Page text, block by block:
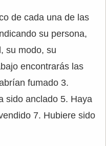
de cada una de las
su persona,
su modo, su
encontrarás las
fumado 3.
sido anclado 5. Haya
7. Hubiere sido